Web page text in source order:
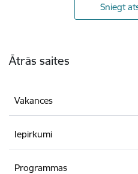
Sniegt
Ātrās saites
Vakances
Iepirkumi
Programmas